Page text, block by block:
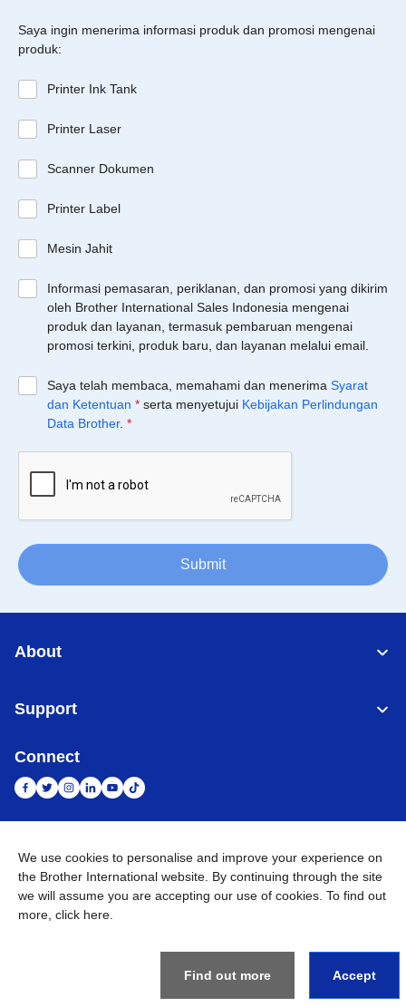
Saya ingin menerima informasi produk dan promosi mengenai
produk:
Printer Ink Tank
Printer Laser
Scanner Dokumen
Printer Label
Mesin Jahit
Informasi pemasaran, periklanan, dan promosi yang dikirim
oleh Brother International Sales Indonesia mengenai
produk dan layanan, termasuk pembaruan mengenai
promosi terkini, produk baru, dan layanan melalui email.
Saya telah membaca, memahami dan menerima Syarat
dan Ketentuan * serta menyetujui Kebijakan Perlindungan
Data Brother. *
Submit
About
Support
Connect
Indonesia Jaringan Global
Privacy Policy Ketentuan Penggunaan Site Map Kunjungi Situs Global
Rights Reserved
We use cookies to personalise and improve your experience on
the Brother International website. By continuing through the site
we will assume you are accepting our use of cookies. To find out
more, click here
Find out more Accept